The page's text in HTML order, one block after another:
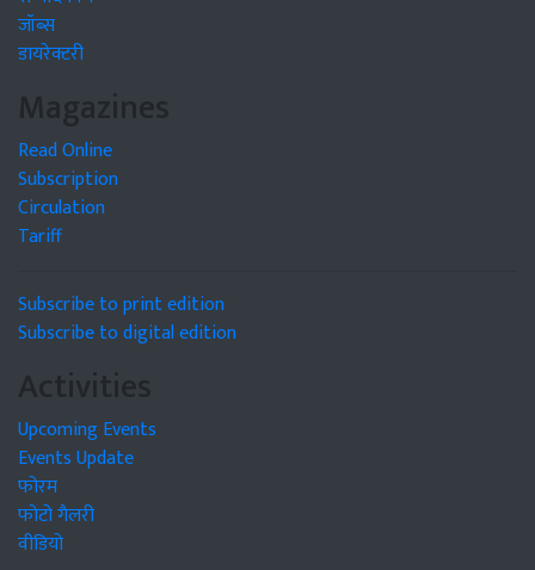
जॉब्स
डायरेक्टरी
Magazines
Read Online
Subscription
Circulation
Tariff
Subscribe to print edition
Subscribe to digital edition
Activities
Upcoming Events
Events Update
फोरम
फोटो गैलरी
वीडियो